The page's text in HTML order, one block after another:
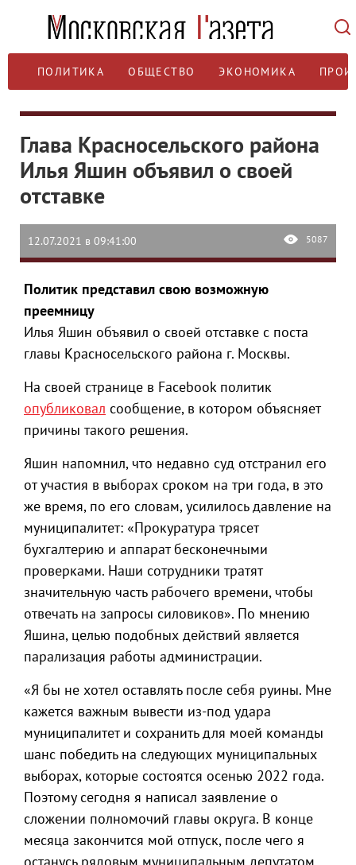
ПОЛИТИКА ОБЩЕСТВО ЭКОНОМИКА
Глава Красносельского района
Илья Яшин объявил о своей
отставке
12.07.2021 в 09:41:00 5087
Политик представил свою возможную
преемницу
Илья Яшин объявил о своей отставке с поста
главы Красносельского района г. Москвы.
На своей странице в Facebook политик
опубликовал сообщение, в котором объясняет
причины такого решения.
Яшин напомнил, что недавно суд отстранил его
от участия в выборах сроком на три года, в это
же время, по его словам, усилилось давление на
муниципалитет: «Прокуратура трясет
бухгалтерию и аппарат бесконечными
проверками. Наши сотрудники тратят
значительную часть рабочего времени, чтобы
отвечать на запросы силовиков». По мнению
Яшина, целью подобных действий является
парализация работы администрации.
«Я бы не хотел оставлять после себя руины. Мне
кажется важным вывести из-под удара
муниципалитет и сохранить для моей команды
шанс победить на следующих муниципальных
выборах, которые состоятся осенью 2022 года.
Поэтому сегодня я написал заявление о
сложении полномочий главы округа. В конце
месяца закончится мой отпуск, после чего я